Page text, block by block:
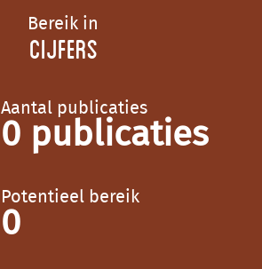
Bereik in
Cijfers
Aantal publicaties
0 publicaties
Potentieel bereik
0